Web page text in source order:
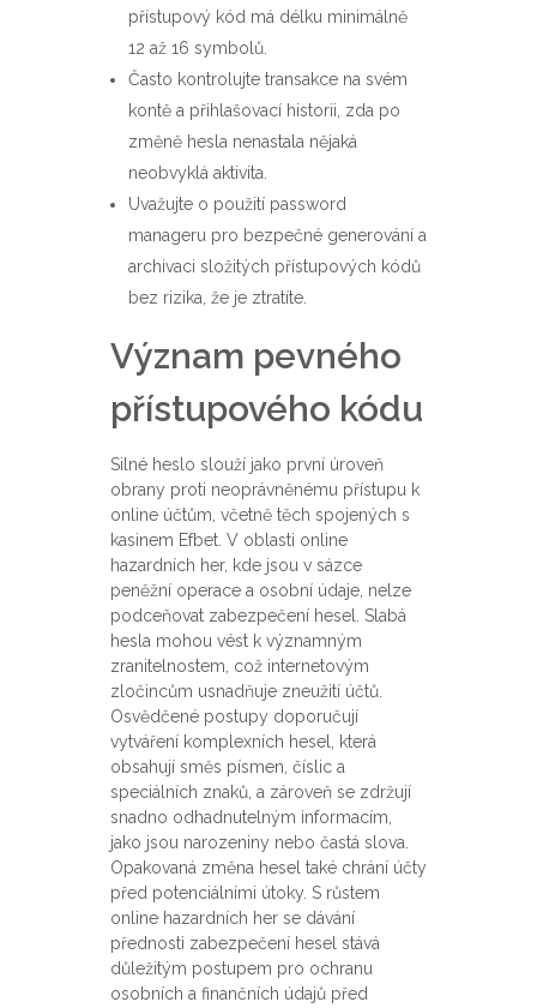
přístupový kód má délku minimálně
12 až 16 symbolů.
Často kontrolujte transakce na svém
kontě a přihlašovací historii, zda po
změně hesla nenastala nějaká
neobvyklá aktivita.
Uvažujte o použití password
manageru pro bezpečné generování a
archivaci složitých přístupových kódů
bez rizika, že je ztratíte.
Význam pevného
přístupového kódu
Silné heslo slouží jako první úroveň
obrany proti neoprávněnému přístupu k
online účtům, včetně těch spojených s
kasinem Efbet. V oblasti online
hazardních her, kde jsou v sázce
peněžní operace a osobní údaje, nelze
podceňovat zabezpečení hesel. Slabá
hesla mohou vést k významným
zranitelnostem, což internetovým
zločincům usnadňuje zneužití účtů.
Osvědčené postupy doporučují
vytváření komplexních hesel, která
obsahují směs písmen, číslic a
speciálních znaků, a zároveň se zdržují
snadno odhadnutelným informacím,
jako jsou narozeniny nebo častá slova.
Opakovaná změna hesel také chrání účty
před potenciálními útoky. S růstem
online hazardních her se dávání
přednosti zabezpečení hesel stává
důležitým postupem pro ochranu
osobních a finančních údajů před